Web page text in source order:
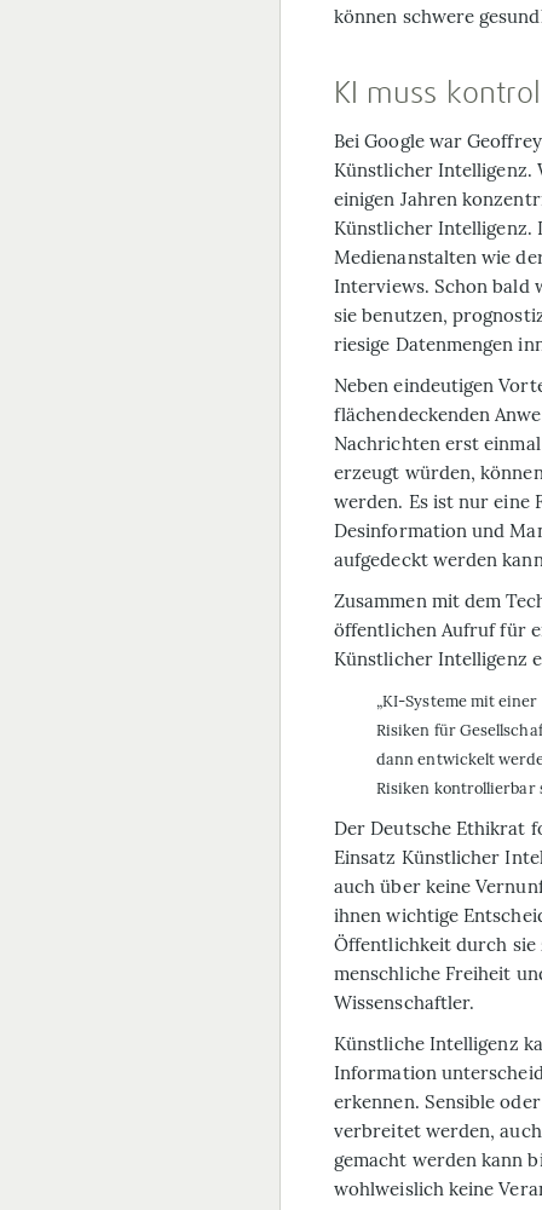
können schwere
KI muss
BeiGooglewar
Künstlicher Intelligenz.
einigen Jahren
Künstlicher Intelligenz.
Medienanstalten wie
Interviews. Schon bald
sie benutzen,
riesige Datenmengen
Neben eindeutigen
flächendeckenden
Nachrichten erst
erzeugt würden,
werden. Es ist nur eine
Desinformation und
aufgedeckt werden
Zusammen mit dem
öffentlichen Aufruf für
Künstlicher Intelligenz
„KI-Systeme mit
Risiken für
dann entwickelt
Risiken kontrollierbar
Der Deutsche Ethikrat
Einsatz Künstlicher
auch über keine
ihnen wichtige
Öffentlichkeit durch
menschliche Freiheit
Wissenschaftler.
Künstliche Intelligenz
Information
erkennen. Sensible
verbreitet werden,
gemacht werden kann
wohlweislich keine